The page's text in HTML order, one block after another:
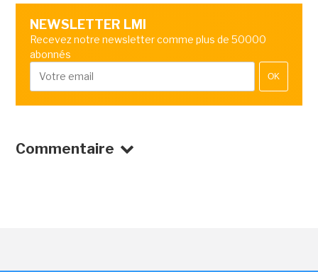
NEWSLETTER LMI
Recevez notre newsletter comme plus de 50000
abonnés
OK
Commentaire